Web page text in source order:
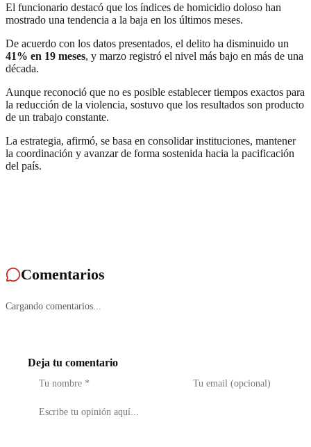
El funcionario destacó que los índices de homicidio doloso han
mostrado una tendencia a la baja en los últimos meses.
De acuerdo con los datos presentados, el delito ha disminuido un
41% en 19 meses, y marzo registró el nivel más bajo en más de una
década.
Aunque reconoció que no es posible establecer tiempos exactos para
la reducción de la violencia, sostuvo que los resultados son producto
de un trabajo constante.
La estrategia, afirmó, se basa en consolidar instituciones, mantener
la coordinación y avanzar de forma sostenida hacia la pacificación
del país.
Comentarios
Cargando comentarios...
Deja tu comentario